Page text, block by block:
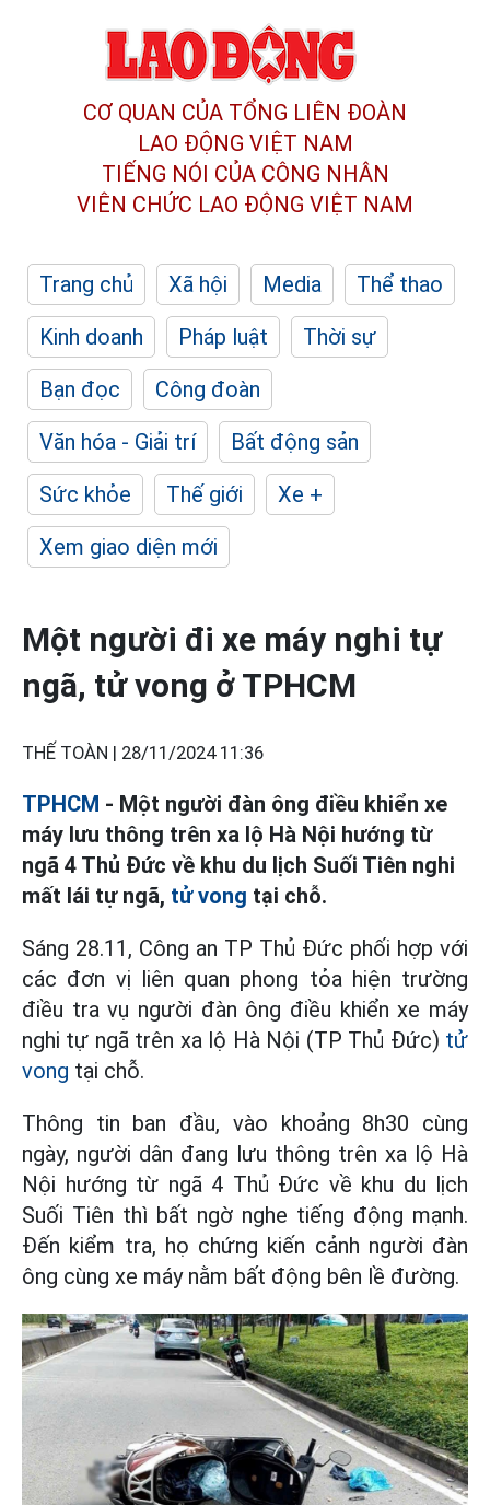
CƠ QUAN CỦA TỔNG LIÊN ĐOÀN
LAO ĐỘNG VIỆT NAM
TIẾNG NÓI CỦA CÔNG NHÂN
VIÊN CHỨC LAO ĐỘNG VIỆT NAM
Trang chủ Xã hội Media
Thể thao
Kinh doanh
Pháp luật
Thời sự
Bạn đọc
Công đoàn
Văn hóa - Giải trí
Bất động sản
Sức khỏe
Thế giới
Xe +
Xem giao diện mới
Một người đi xe máy nghi tự
ngã, tử vong ở TPHCM
THẾ TOÀN | 28/11/2024 11:36
TPHCM - Một người đàn ông điều khiển xe
máy lưu thông trên xa lộ Hà Nội hướng từ
ngã 4 Thủ Đức về khu du lịch Suối Tiên nghi
mất lái tự ngã, tử vong tại chỗ.
Sáng 28.11, Công an TP Thủ Đức phối hợp với
các đơn vị liên quan phong tỏa hiện trường
điều tra vụ người đàn ông điều khiển xe máy
nghi tự ngã trên xa lộ Hà Nội (TP Thủ Đức) tử
vong tại chỗ.
Thông tin ban đầu, vào khoảng 8h30 cùng
ngày, người dân đang lưu thông trên xa lộ Hà
Nội hướng từ ngã 4 Thủ Đức về khu du lịch
Suối Tiên thì bất ngờ nghe tiếng động mạnh.
Đến kiểm tra, họ chứng kiến cảnh người đàn
ông cùng xe máy nằm bất động bên lề đường.